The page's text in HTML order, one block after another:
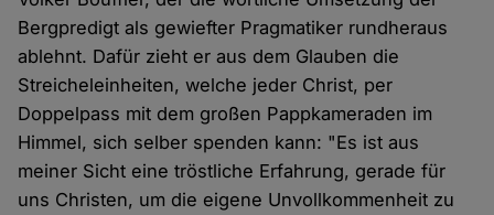
Bergpredigt als gewiefter Pragmatiker rundheraus
ablehnt. Dafür zieht er aus dem Glauben die
Streicheleinheiten, welche jeder Christ, per
Doppelpass mit dem großen Pappkameraden im
Himmel, sich selber spenden kann: "Es ist aus
meiner Sicht eine tröstliche Erfahrung, gerade für
uns Christen, um die eigene Unvollkommenheit zu